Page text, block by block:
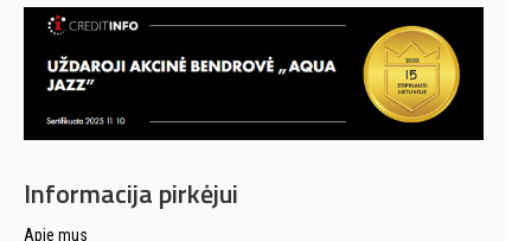
Informacija pirkėjui
Apie mus